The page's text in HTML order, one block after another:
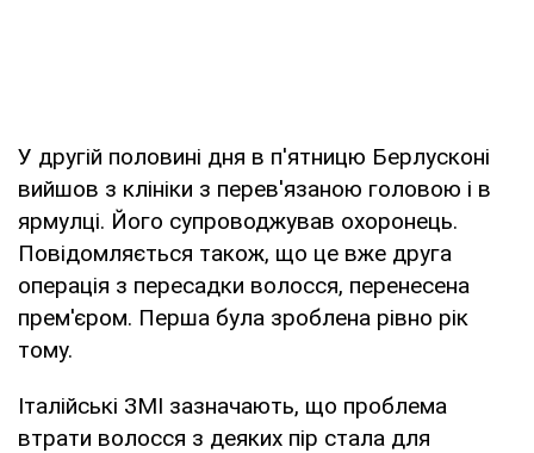
У другій половині дня в п'ятницю Берлусконі
вийшов з клініки з перев'язаною головою і в
ярмулці. Його супроводжував охоронець.
Повідомляється також, що це вже друга
операція з пересадки волосся, перенесена
прем'єром. Перша була зроблена рівно рік
тому.
Італійські ЗМІ зазначають, що проблема
втрати волосся з деяких пір стала для